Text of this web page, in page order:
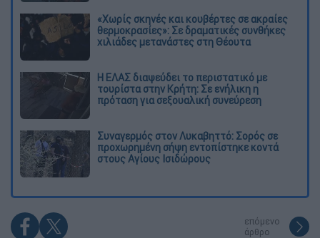
«Χωρίς σκηνές και κουβέρτες σε ακραίες
θερμοκρασίες»: Σε δραματικές συνθήκες
χιλιάδες μετανάστες στη Θέουτα
Η ΕΛΑΣ διαψεύδει το περιστατικό με
τουρίστα στην Κρήτη: Σε ενήλικη η
πρόταση για σεξουαλική συνεύρεση
Συναγερμός στον Λυκαβηττό: Σορός σε
προχωρημένη σήψη εντοπίστηκε κοντά
στους Αγίους Ισιδώρους
επόμενο
άρθρο